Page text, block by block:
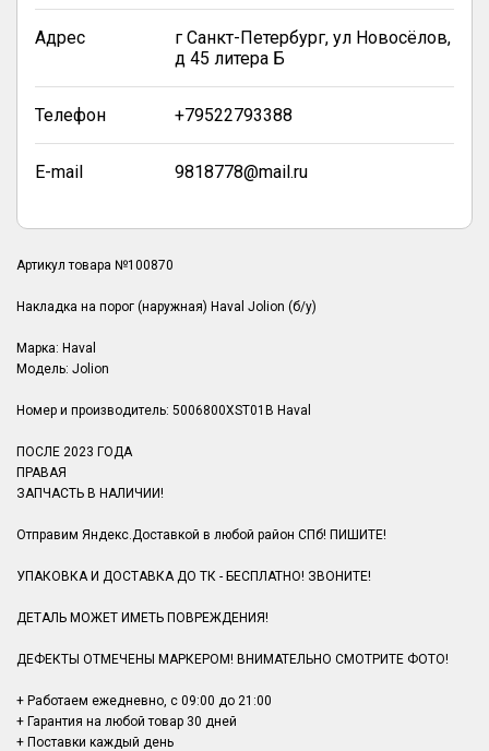
Адрес
г Санкт-Петербург, ул Новосёлов,
д 45 литера Б
Телефон +79522793388
E-mail 9818778@mail.ru
Артикул товара №100870
Накладка на порог (наружная) Haval Jolion (б/у)
Марка: Haval
Модель: Jolion
Номер и производитель: 5006800XST01B Haval
ПОСЛЕ 2023 ГОДА
ПРАВАЯ
ЗАПЧАСТЬ В НАЛИЧИИ!
Отправим Яндекс.Доставкой в любой район СПб! ПИШИТЕ!
УПАКОВКА И ДОСТАВКА ДО ТК - БЕСПЛАТНО! ЗВОНИТЕ!
ДЕТАЛЬ МОЖЕТ ИМЕТЬ ПОВРЕЖДЕНИЯ!
ДЕФЕКТЫ ОТМЕЧЕНЫ МАРКЕРОМ! ВНИМАТЕЛЬНО СМОТРИТЕ ФОТО!
+ Работаем ежедневно, с 09:00 до 21:00
+ Гарантия на любой товар 30 дней
+ Поставки каждый день